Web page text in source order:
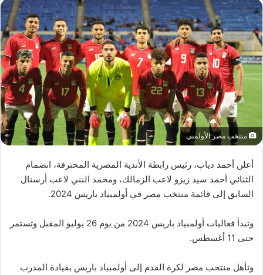
منتخب مصر الأولمبي
أعلن أحمد دياب، رئيس رابطة الأندية المصرية المحترفة، انضمام
الثنائي أحمد سيد زيزو لاعب الزمالك، ومحمد النني لاعب أرسنال
السابق إلى قائمة منتخب مصر في أولمبياد باريس 2024.
وتبدأ فعاليات أولمبياد باريس 2024 من يوم 26 يوليو المقبل وتستمر
حتى 11 أغسطس.
وتأهل منتخب مصر لكرة القدم إلى أولمبياد باريس بقيادة المدرب